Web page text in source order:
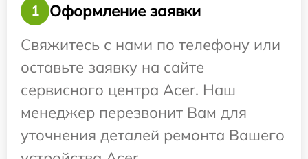
1
Оформление заявки
Свяжитесь с нами по телефону или
оставьте заявку на сайте
сервисного центра Acer. Наш
менеджер перезвонит Вам для
уточнения деталей ремонта Вашего